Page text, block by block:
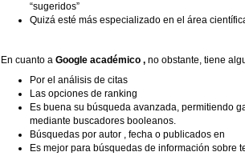
“sugeridos”
Quizá esté más especializado en el área
En cuanto a Google académico , no obstante, tiene
Por el análisis de citas
Las opciones de ranking
Es buena su búsqueda avanzada, permitiendo
mediante buscadores booleanos.
Búsquedas por autor , fecha o publicados en
Es mejor para búsquedas de información sobre